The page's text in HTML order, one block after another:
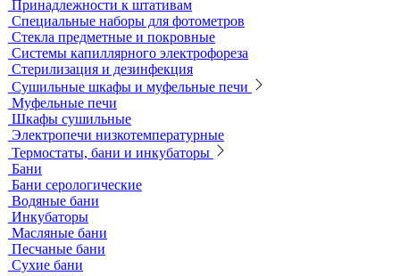
Оборудование для отбора проб воздуха
Аналитичесике фильтры
Аспираторы
Пробоотборники
Сорбционные трубки
Оборудование для перемешивания
Общелабораторное оборудование LOIP
Продукция компании IKA Werke
Расходные материалы
Ареометры
Калибровочные расстворы и реагенты
Комплектующие для КФК
Принадлежности к штативам
Специальные наборы для фотометров
Стекла предметные и покровные
Системы капиллярного электрофореза
Стерилизация и дезинфекция